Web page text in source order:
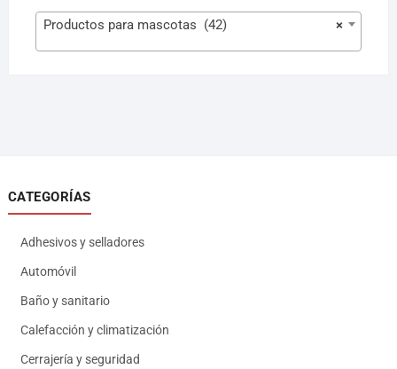
×
Productos para mascotas (42)
CATEGORÍAS
Adhesivos y selladores
Automóvil
Baño y sanitario
Calefacción y climatización
Cerrajería y seguridad